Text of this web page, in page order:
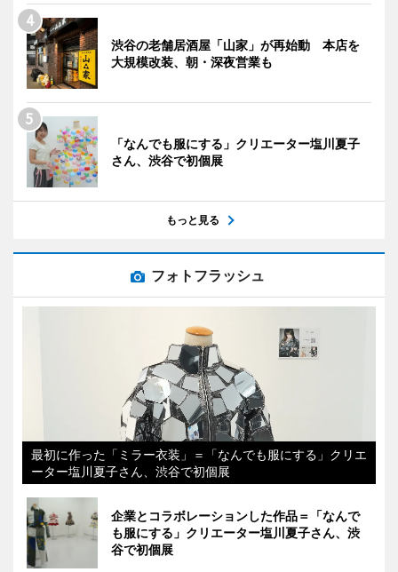
渋谷の老舗居酒屋「山家」が再始動 本店を
大規模改装、朝・深夜営業も
「なんでも服にする」クリエーター塩川夏子
さん、渋谷で初個展
もっと見る
フォトフラッシュ
最初に作った「ミラー衣装」＝「なんでも服にする」クリエ
ーター塩川夏子さん、渋谷で初個展
企業とコラボレーションした作品＝「なんで
も服にする」クリエーター塩川夏子さん、渋
谷で初個展